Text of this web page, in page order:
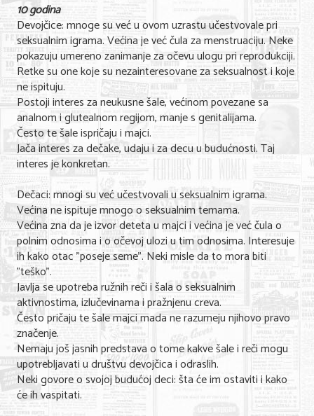
10 godina
Devojčice: mnoge su već u ovom uzrastu učestvovale pri
seksualnim igrama. Većina je već čula za menstruaciju. Neke
pokazuju umereno zanimanje za očevu ulogu pri reprodukciji.
Retke su one koje su nezainteresovane za seksualnost i koje
ne ispituju.
Postoji interes za neukusne šale, većinom povezane sa
analnom i glutealnom regijom, manje s genitalijama.
Često te šale ispričaju i majci.
Jača interes za dečake, udaju i za decu u budućnosti. Taj
interes je konkretan.
Dečaci: mnogi su već učestvovali u seksualnim igrama.
Većina ne ispituje mnogo o seksualnim temama.
Većina zna da je izvor deteta u majci i većina je već čula o
polnim odnosima i o očevoj ulozi u tim odnosima. Interesuje
ih kako otac "poseje seme". Neki misle da to mora biti
"teško".
Javlja se upotreba ružnih reči i šala o seksualnim
aktivnostima, izlučevinama i pražnjenu creva.
Često pričaju te šale majci mada ne razumeju njihovo pravo
značenje.
Nemaju još jasnih predstava o tome kakve šale i reči mogu
upotrebljavati u društvu devojčica i odraslih.
Neki govore o svojoj budućoj deci: šta će im ostaviti i kako
će ih vaspitati.